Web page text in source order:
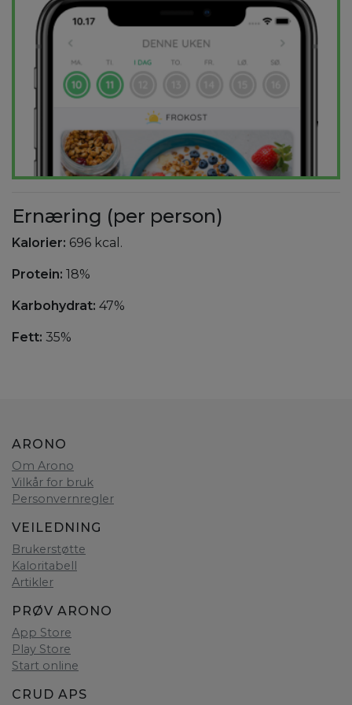
Ernæring (per person)
Kalorier: 696 kcal.
Protein: 18%
Karbohydrat: 47%
Fett: 35%
ARONO
Om Arono
Vilkår for bruk
Personvernregler
VEILEDNING
Brukerstøtte
Kaloritabell
Artikler
PRØV ARONO
App Store
Play Store
Start online
CRUD APS